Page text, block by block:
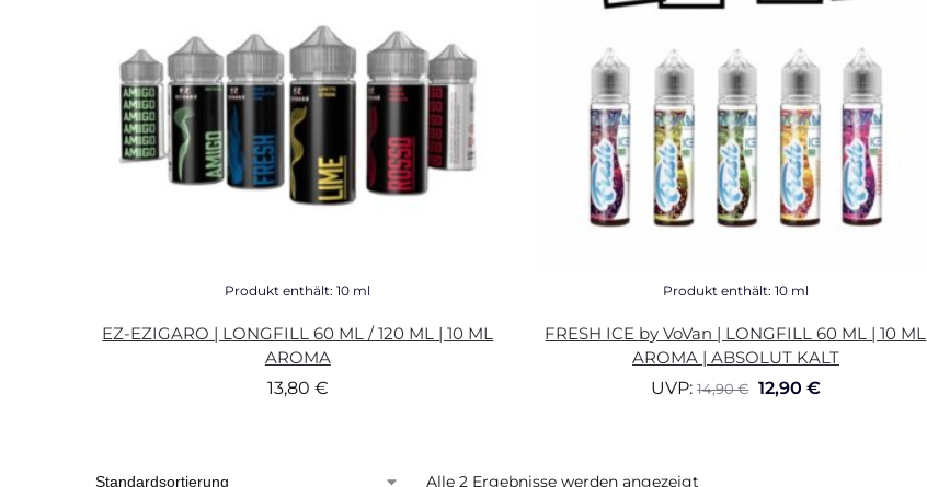
Produkt enthält: 10 ml
EZ-EZIGARO | LONGFILL 60 ML / 120 ML | 10 ML
AROMA
13,80 €
Produkt enthält: 10 ml
FRESH ICE by VoVan | LONGFILL 60 ML | 10 ML
AROMA | ABSOLUT KALT
UVP: 14,90€ 12,90 €
Alle 2 Ergebnisse werden angezeigt